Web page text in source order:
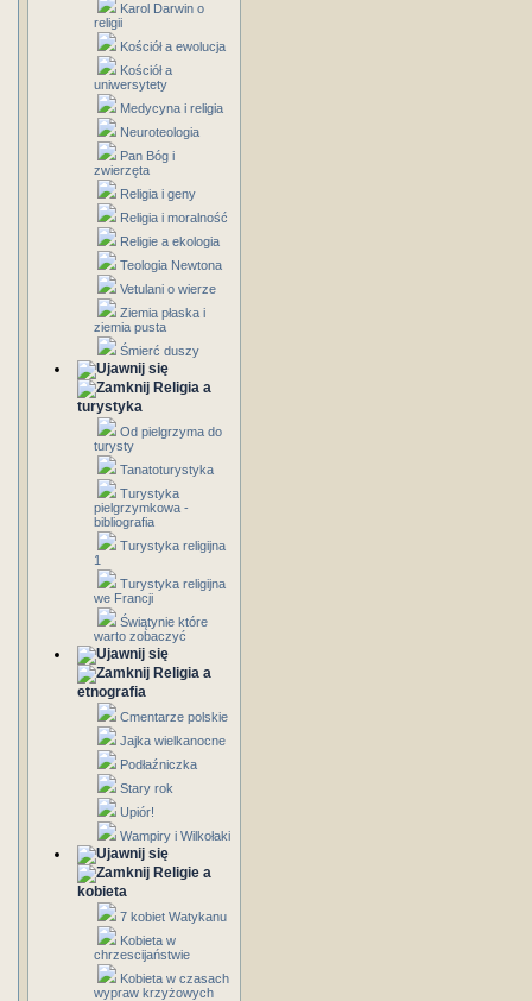
Karol Darwin o
religii
Kościół a ewolucja
Kościół a
uniwersytety
Medycyna i religia
Neuroteologia
Pan Bóg i
zwierzęta
Religia i geny
Religia i moralność
Religie a ekologia
Teologia Newtona
Vetulani o wierze
Ziemia płaska i
ziemia pusta
Śmierć duszy
Religia a
turystyka
Od pielgrzyma do
turysty
Tanatoturystyka
Turystyka
pielgrzymkowa -
bibliografia
Turystyka religijna
1
Turystyka religijna
we Francji
Świątynie które
warto zobaczyć
Religia a
etnografia
Cmentarze polskie
Jajka wielkanocne
Podłaźniczka
Stary rok
Upiór!
Wampiry i Wilkołaki
Religie a
kobieta
7 kobiet Watykanu
Kobieta w
chrzescijaństwie
Kobieta w czasach
wypraw krzyżowych